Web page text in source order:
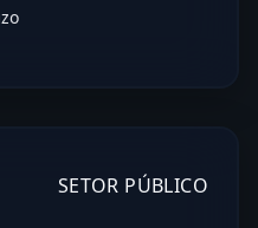
SETOR PÚBLICO